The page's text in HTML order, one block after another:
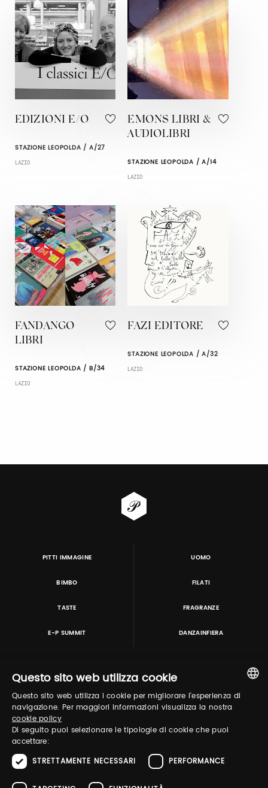
EDIZIONI E/O
STAZIONE LEOPOLDA / A/27
LAZIO
EMONS LIBRI &
AUDIOLIBRI
STAZIONE LEOPOLDA / A/14
LAZIO
FANDANGO
LIBRI
STAZIONE LEOPOLDA / B/34
LAZIO
FAZI EDITORE
STAZIONE LEOPOLDA / A/32
LAZIO
PITTI IMMAGINE UOMO
BIMBO FILATI
TASTE FRAGRANZE
E-P SUMMIT DANZAINFIERA
TUTORING & CONSULTING
in collaborazione con:
ITALIAN
Questo sito web utilizza cookie
Questo sito web utilizza i cookie per migliorare l'esperienza di
navigazione. Per maggiori informazioni visualizza la nostra
cookie policy
Di seguito puoi selezionare le tipologie di cookie che puoi
accettare:
STRETTAMENTE NECESSARI
PERFORMANCE